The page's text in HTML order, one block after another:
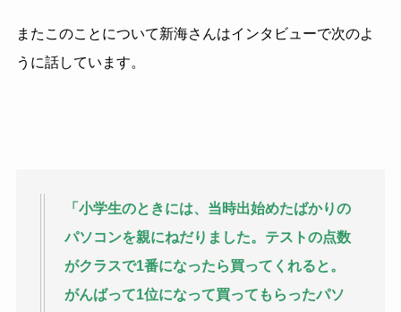
またこのことについて新海さんはインタビューで次のよ
うに話しています。
「小学生のときには、当時出始めたばかりの
パソコンを親にねだりました。テストの点数
がクラスで1番になったら買ってくれると。
がんばって1位になって買ってもらったパソ